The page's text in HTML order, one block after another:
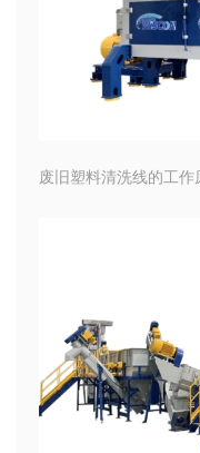
废旧塑料清洗线的工作